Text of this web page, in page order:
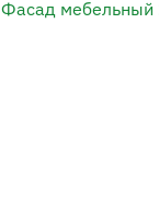
Фасад